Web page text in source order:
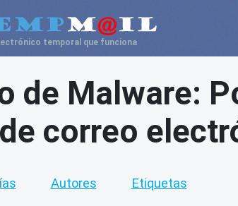
temporal que funciona
de Malware:
correo
Autores Etiquetas